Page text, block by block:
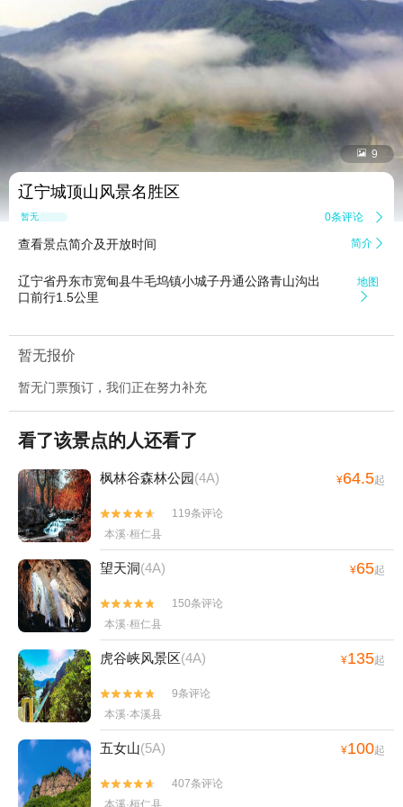
 9
辽宁城顶山风景名胜区
暂无点评 0条评论 
查看景点简介及开放时间 简介 
辽宁省丹东市宽甸县牛毛坞镇小城子丹通公路青山沟出
口前行1.5公里
地图

暂无报价
暂无门票预订，我们正在努力补充
看了该景点的人还看了
枫林谷森林公园(4A) ¥64.5起


119条评论
本溪·桓仁县
望天洞(4A) ¥65起


150条评论
本溪·桓仁县
虎谷峡风景区(4A) ¥135起


9条评论
本溪·本溪县
五女山(5A) ¥100起


407条评论